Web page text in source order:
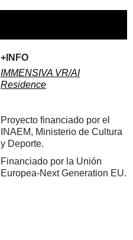
+INFO
IMMENSIVA VR/AI
Residence
Proyecto financiado por el
INAEM, Ministerio de Cultura
y Deporte.
Financiado por la Unión
Europea-Next Generation EU.